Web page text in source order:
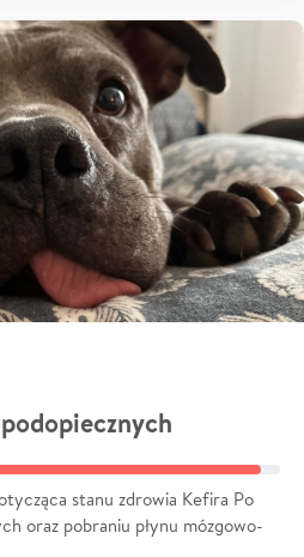
stanu zdrowia Kefira Po
oraz pobraniu płynu mózgowo-